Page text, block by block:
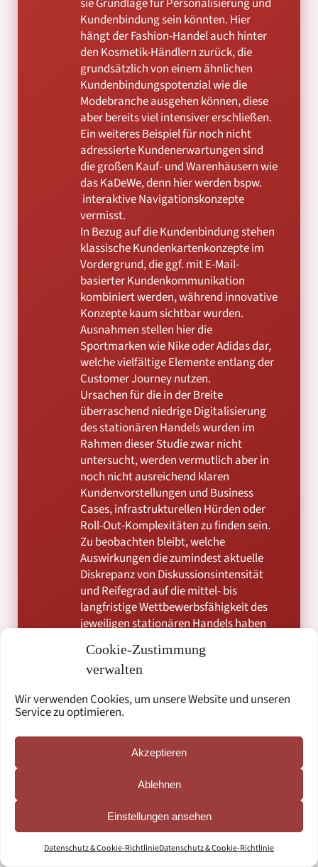
Cookie-Zustimmung
verwalten
Wir verwenden Cookies, um unsere Website und unseren
Service zu optimieren.
Akzeptieren
Ablehnen
Einstellungen ansehen
Datenschutz & Cookie-RichtlinieDatenschutz & Cookie-Richtlinie
sie Grundlage für Personalisierung und
Kundenbindung sein könnten. Hier
hängt der Fashion-Handel auch hinter
den Kosmetik-Händlern zurück, die
grundsätzlich von einem ähnlichen
Kundenbindungspotenzial wie die
Modebranche ausgehen können, diese
aber bereits viel intensiver erschließen.
Ein weiteres Beispiel für noch nicht
adressierte Kundenerwartungen sind
die großen Kauf- und Warenhäusern wie
das KaDeWe, denn hier werden bspw.
interaktive Navigationskonzepte
vermisst.
In Bezug auf die Kundenbindung stehen
klassische Kundenkartenkonzepte im
Vordergrund, die ggf. mit E-Mail-
basierter Kundenkommunikation
kombiniert werden, während innovative
Konzepte kaum sichtbar wurden.
Ausnahmen stellen hier die
Sportmarken wie Nike oder Adidas dar,
welche vielfältige Elemente entlang der
Customer Journey nutzen.
Ursachen für die in der Breite
überraschend niedrige Digitalisierung
des stationären Handels wurden im
Rahmen dieser Studie zwar nicht
untersucht, werden vermutlich aber in
noch nicht ausreichend klaren
Kundenvorstellungen und Business
Cases, infrastrukturellen Hürden oder
Roll-Out-Komplexitäten zu finden sein.
Zu beobachten bleibt, welche
Auswirkungen die zumindest aktuelle
Diskrepanz von Diskussionsintensität
und Reifegrad auf die mittel- bis
langfristige Wettbewerbsfähigkeit des
jeweiligen stationären Handels haben
Kurzportrait & Kontakt – eStrategy
eStrategy Consulting hilft Klienten dabei, digitale
Innovationen zur Weiterentwicklung bestehender